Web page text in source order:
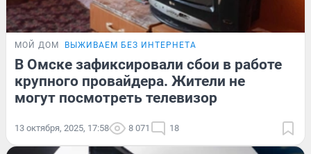
МОЙ ДОМ ВЫЖИВАЕМ БЕЗ ИНТЕРНЕТА
В Омске зафиксировали сбои в работе
крупного провайдера. Жители не
могут посмотреть телевизор
13 октября, 2025, 17:58 8 071 18